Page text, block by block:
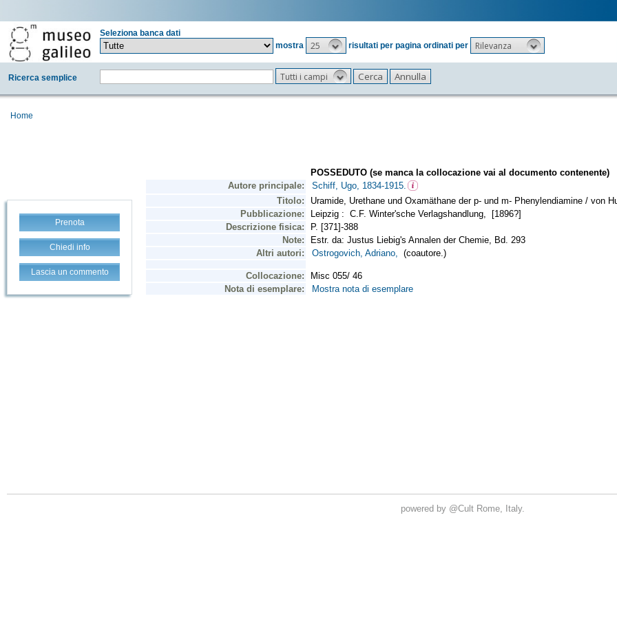
Seleziona banca dati
mostra
25 risultati per pagina ordinati per Rilevanza
Ricerca semplice Tutti i campi
Home
Prenota
Chiedi info
Lascia un commento
powered by @Cult Rome, Italy.